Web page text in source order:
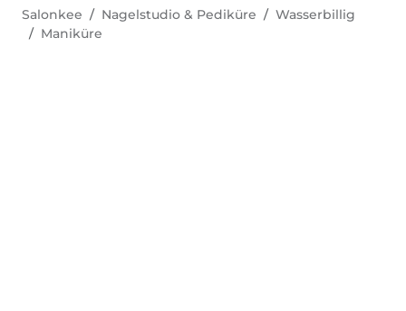
Salonkee Nagelstudio & Pediküre
Wasserbillig
Maniküre